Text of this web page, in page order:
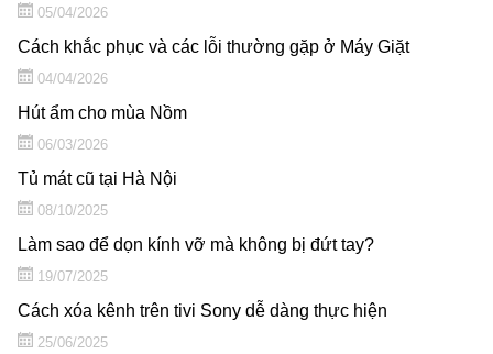
05/04/2026
Cách khắc phục và các lỗi thường gặp ở Máy Giặt
04/04/2026
Hút ẩm cho mùa Nồm
06/03/2026
Tủ mát cũ tại Hà Nội
08/10/2025
Làm sao để dọn kính vỡ mà không bị đứt tay?
19/07/2025
Cách xóa kênh trên tivi Sony dễ dàng thực hiện
25/06/2025